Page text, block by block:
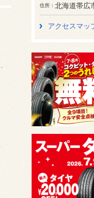
住所 北海道帯広
アクセスマッ